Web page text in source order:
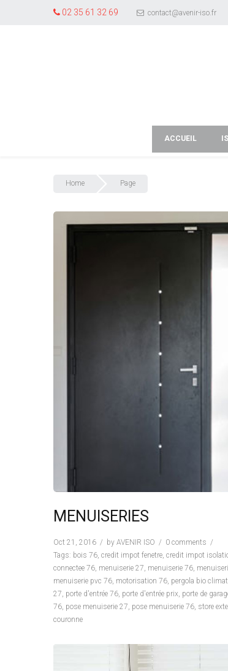
02 35 61 32 69 contact@avenir-iso.fr
ACCUEIL
Home Page
MENUISERIES
Oct 21, 2016 by AVENIR ISO
0 comments
Tags: bois 76 credit impot fenetre credit impot
connectee 76 menuiserie 27 menuiserie 76
menuiserie pvc 76 motorisation 76 pergola bio
27 porte d'entrée 76 porte d'entrée prix porte de
76 pose menuiserie 27 pose menuiserie 76 store
couronne